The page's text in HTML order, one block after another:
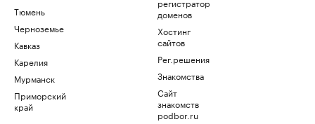
Тюмень
Черноземье
Кавказ
Карелия
Мурманск
Приморский
край
доменов
Хостинг
сайтов
Рег.решения
Знакомства
Сайт
знакомств
podbor.ru